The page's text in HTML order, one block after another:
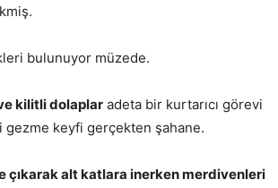
bulunuyor müzede.
kilitli dolaplar adeta bir kurtarıcı görevi
gezme keyfi gerçekten şahane.
çıkarak alt katlara inerken merdivenleri